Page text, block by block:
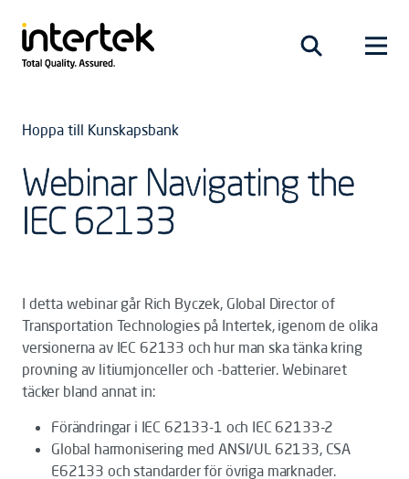
Hoppa till Kunskapsbank
Webinar Navigating the
IEC 62133
I detta webinar går Rich Byczek, Global Director of
Transportation Technologies på Intertek, igenom de olika
versionerna av IEC 62133 och hur man ska tänka kring
provning av litiumjonceller och -batterier. Webinaret
täcker bland annat in:
Förändringar i IEC 62133-1 och IEC 62133-2
Global harmonisering med ANSI/UL 62133, CSA
E62133 och standarder för övriga marknader.